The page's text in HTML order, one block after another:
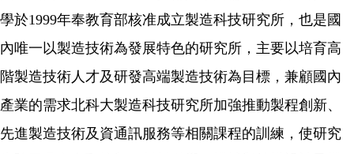
學於1999年奉教育部核准成立製造科技研究所，也是國
內唯一以製造技術為發展特色的研究所，主要以培育高
階製造技術人才及研發高端製造技術為目標，兼顧國內
產業的需求北科大製造科技研究所加強推動製程創新、
先進製造技術及資通訊服務等相關課程的訓練，使研究